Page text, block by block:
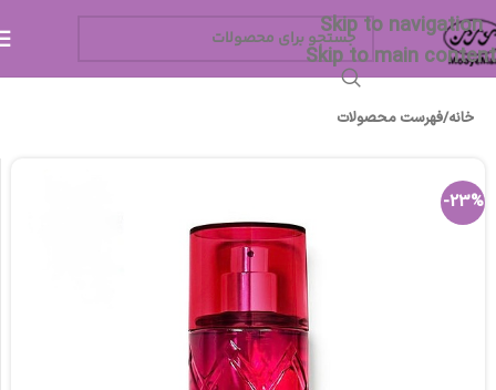
Skip to navigation
Skip to main content
خانه/فهرست محصولات
-23%